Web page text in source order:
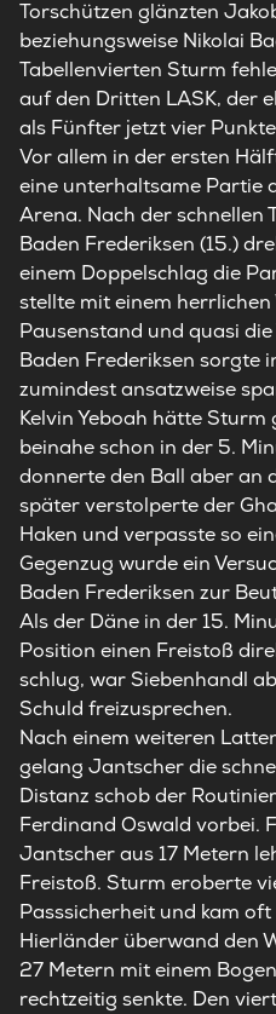
Torschützen glänzten
beziehungsweise Nikolai
Tabellenvierten Sturm
auf den Dritten LASK, der
als Fünfter jetzt vier
Vor allem in der ersten
eine unterhaltsame Partie
Arena. Nach der schnellen
Baden Frederiksen (15.)
einem Doppelschlag die
stellte mit einem herrlichen
Pausenstand und quasi
Baden Frederiksen sorgte
zumindest ansatzweise
Kelvin Yeboah hätteSturm
beinahe schon in der 5.
donnerte den Ball aber an
später verstolperte der
Haken und verpasste so
Gegenzug wurde ein
Baden Frederiksen zur
Als der Däne in der 15.
Position einen Freistoß
schlug, war Siebenhandl
Schuld freizusprechen.
Nach einem weiteren
gelang Jantscher die
Distanz schob der
Ferdinand Oswald vorbei.
Jantscher aus 17 Metern
Freistoß. Sturm eroberte
Passsicherheit und kam
Hierländer überwand den
27 Metern mit einem
rechtzeitig senkte. Den